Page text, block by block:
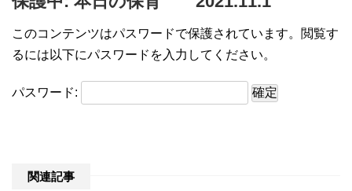
このコンテンツはパスワードで保護されています。閲覧す
るには以下にパスワードを入力してください。
パスワード:
関連記事